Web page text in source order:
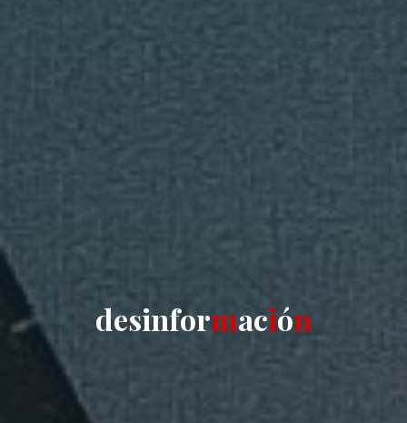
desinformación